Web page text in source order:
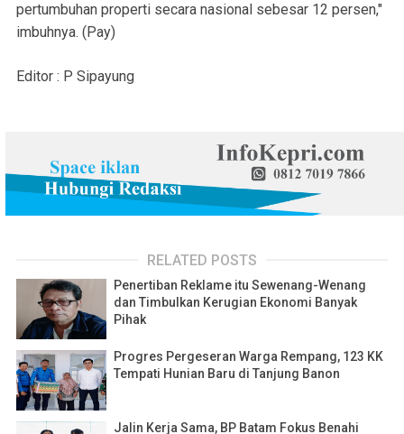
pertumbuhan properti secara nasional sebesar 12 persen,"
imbuhnya. (Pay)
Editor : P Sipayung
RELATED POSTS
Penertiban Reklame itu Sewenang-Wenang
dan Timbulkan Kerugian Ekonomi Banyak
Pihak
Progres Pergeseran Warga Rempang, 123 KK
Tempati Hunian Baru di Tanjung Banon
Jalin Kerja Sama, BP Batam Fokus Benahi